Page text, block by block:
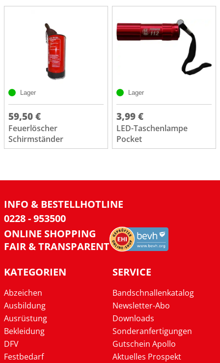
Lager
59,50 €
Feuerlöscher
Schirmständer
Lager
3,99 €
LED-Taschenlampe
Pocket
INFO & BESTELLHOTLINE
0228 - 953500
ONLINE SHOPPING
FAIR & TRANSPARENT
KATEGORIEN
Abzeichen
Ausbildung
Ausrüstung
Bekleidung
DFV
Festbedarf
SERVICE
Bandschnallenkatalog
Newsletter-Abo
Downloads
Sonderanfertigungen
Gutschein Apollo
Aktuelles Prospekt